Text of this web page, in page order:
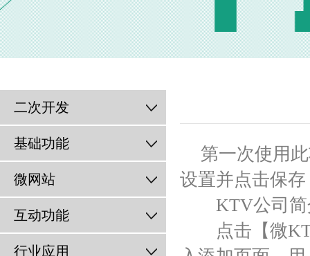
二次开发
基础功能
微网站
互动功能
行业应用
第一次使用
设置并点击保存
KTV公司简
点击【微